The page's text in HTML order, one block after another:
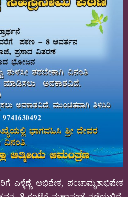
ಎಳ್ಳೆಣ್ಣೆ ಅಭಿಷೇಕ, ಪಂಚಾಮೃತಾಭಿಷೇಕ